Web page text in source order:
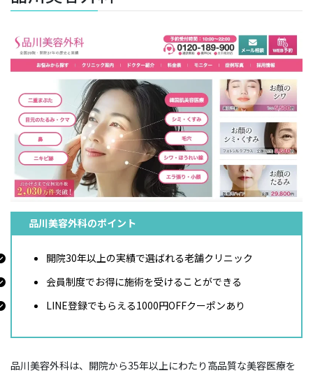
品川美容外科のポイント
開院30年以上の実績で選ばれる老舗クリニック
会員制度でお得に施術を受けることができる
LINE登録でもらえる1000円OFFクーポンあり
品川美容外科は、開院から35年以上にわたり高品質な美容医療を